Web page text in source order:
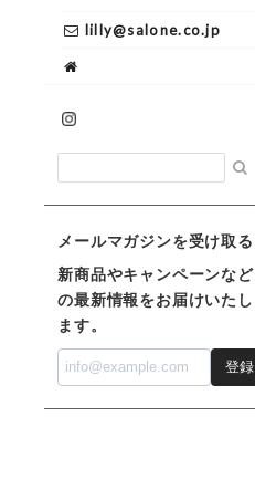
lilly@salone.co.jp
メールマガジンを受け取る
新商品やキャンペーンなど
の最新情報をお届けいたし
ます。
登録